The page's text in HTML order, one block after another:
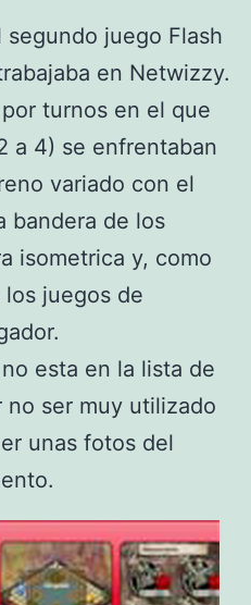
segundo juego Flash
en Netwizzy.
turnos en el que
a 4) se enfrentaban
variado con el
bandera de los
isometrica y, como
los juegos de
esta en la lista de
ser muy utilizado
unas fotos del